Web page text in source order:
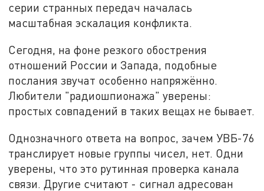
серии странных передач началась
масштабная эскалация конфликта.
Сегодня, на фоне резкого обострения
отношений России и Запада, подобные
послания звучат особенно напряжённо.
Любители "радиошпионажа" уверены:
простых совпадений в таких вещах не бывает.
Однозначного ответа на вопрос, зачем УВБ-76
транслирует новые группы чисел, нет. Одни
уверены, что это рутинная проверка канала
связи. Другие считают - сигнал адресован